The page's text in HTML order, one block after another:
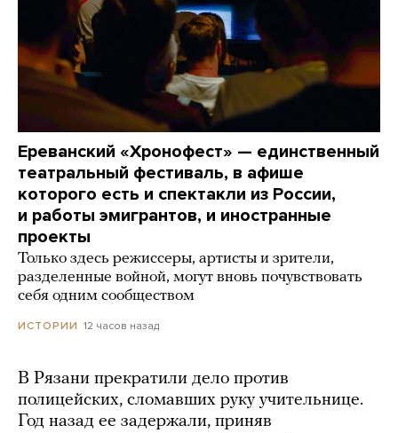
Ереванский «Хронофест» — единственный
театральный фестиваль, в афише
которого есть и спектакли из России,
и работы эмигрантов, и иностранные
проекты
Только здесь режиссеры, артисты и зрители,
разделенные войной, могут вновь почувствовать
себя одним сообществом
ИСТОРИИ 12 часов назад
В Рязани прекратили дело против
полицейских, сломавших руку учительнице.
Год назад ее задержали, приняв